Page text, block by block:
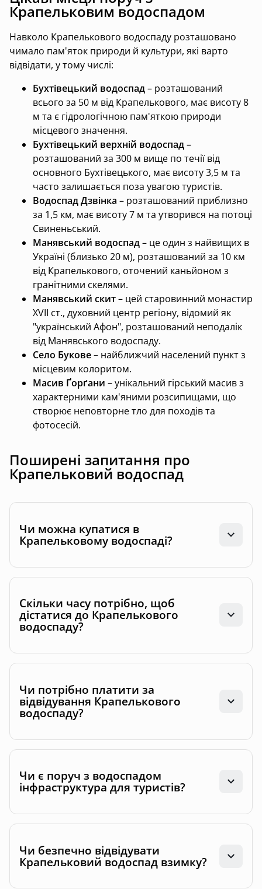
Крапельковим водоспадом
Навколо Крапелькового водоспаду розташовано
чимало пам'яток природи й культури, які варто
відвідати, у тому числі:
Бухтівецький водоспад– розташований
всього за 50 м від Крапелькового, має висоту 8
м та є гідрологічною пам'яткою природи
місцевого значення.
Бухтівецький верхній водоспад–
розташований за 300 м вище по течії від
основного Бухтівецького, має висоту 3,5 м та
часто залишається поза увагою туристів.
Водоспад Дзвінка – розташований приблизно
за 1,5 км, має висоту 7 м та утворився на потоці
Свиненьський.
Манявський водоспад– це один з найвищих в
Україні (близько 20 м), розташований за 10 км
від Крапелькового, оточений каньйоном з
гранітними скелями.
Манявський скит– цей старовинний монастир
XVII ст., духовний центр регіону, відомий як
"український Афон", розташований неподалік
від Манявського водоспаду.
Село Букове– найближчий населений пункт з
місцевим колоритом.
Масив Ґорґани – унікальний гірський масив з
характерними кам'яними розсипищами, що
створює неповторне тло для походів та
фотосесій.
Поширені запитання про
Крапельковий водоспад
Чи можна купатися в
Крапельковому водоспаді?
Скільки часу потрібно, щоб
дістатися до Крапелькового
водоспаду?
Чи потрібно платити за
відвідування Крапелькового
водоспаду?
Чи є поруч з водоспадом
інфраструктура для туристів?
Чи безпечно відвідувати
Крапельковий водоспад взимку?